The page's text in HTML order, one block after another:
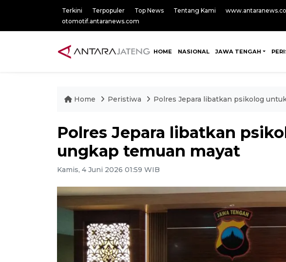
Terkini Terpopuler Top News Tentang Kami
otomotif.antaranews.com
HOME NASIONAL JAWA TENGAH
Home Peristiwa Polres Jepara libatkan psikolog
Polres Jepara libatkan
ungkap temuan mayat
Kamis, 4 Juni 2026 01:59 WIB